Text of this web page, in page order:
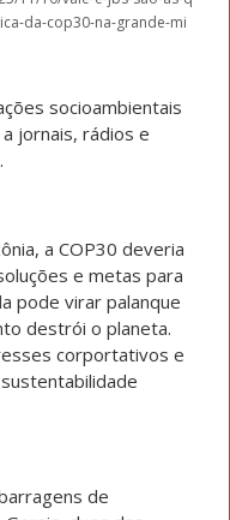
da-cop30-na-grande-mi
socioambientais
jornais, rádios e
a COP30 deveria
e metas para
pode virar palanque
destrói o planeta.
corportativos e
de